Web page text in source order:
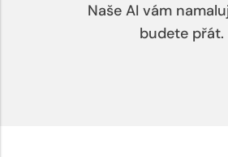
Naše AI vám
budete přát.